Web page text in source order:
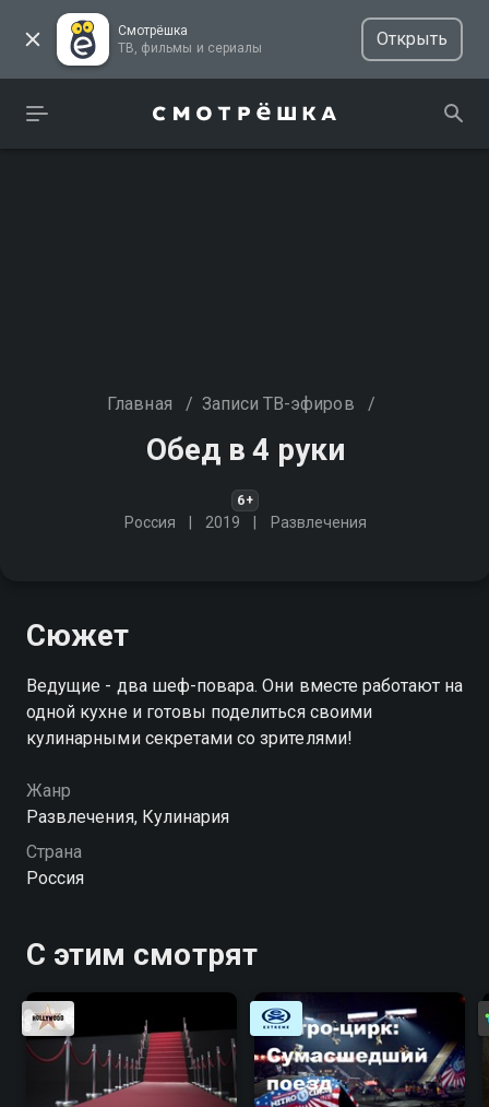
Смотрёшка
ТВ, фильмы и сериалы
Открыть
Главная / Записи ТВ-эфиров /
Обед в 4 руки
6+
Россия 2019 Развлечения
Сюжет
Ведущие - два шеф-повара. Они вместе работают на
одной кухне и готовы поделиться своими
кулинарными секретами со зрителями!
Жанр
Развлечения, Кулинария
Страна
Россия
С этим смотрят